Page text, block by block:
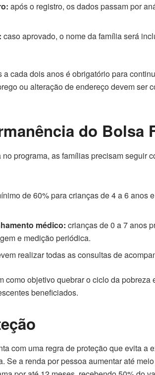
após o registro, os dados passam por
caso aprovado, o nome da família será
cada dois anos é obrigatório para
ou alteração de endereço devem ser
do Bolsa
programa, as famílias precisam seguir
de 60% para crianças de 4 a 6 anos
médico: crianças de 0 a 7 anos
e medição periódica.
realizar todas as consultas de
como objetivo quebrar o ciclo da pobreza
beneficiados.
com uma regra de proteção que evita a
Se a renda por pessoa aumentar até